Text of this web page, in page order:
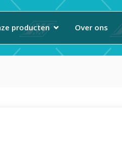
producten Over ons